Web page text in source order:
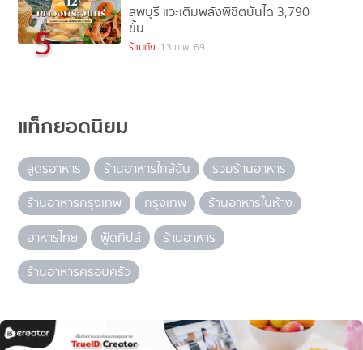
5
ลพบุรี แวะเติมพลังพิชิตบันได 3,790
ขั้น
ร้านดัง 13 ก.พ. 69
แท็กยอดนิยม
สูตรอาหาร ร้านอาหารใกล้ฉัน
รวมร้านอาหาร
ร้านอาหารกรุงเทพ
กรุงเทพ
ร้านอาหารในห้าง
อาหารไทย
ฟู้ดทิปส์
ร้านอาหาร
ร้านอาหารครอบครัว